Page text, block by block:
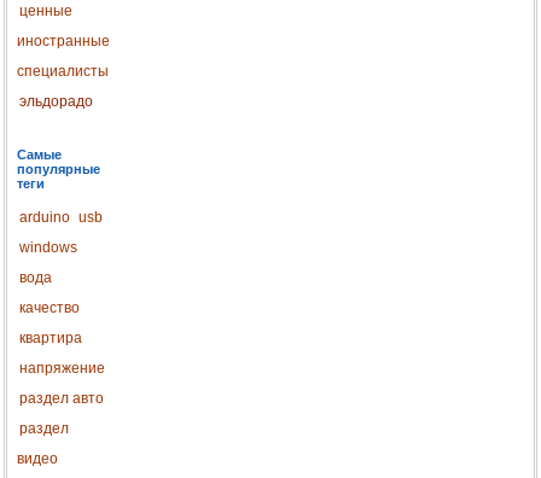
ценные
иностранные
специалисты
эльдорадо
Самые
популярные
теги
arduino usb
windows
вода
качество
квартира
напряжение
раздел авто
раздел
видео